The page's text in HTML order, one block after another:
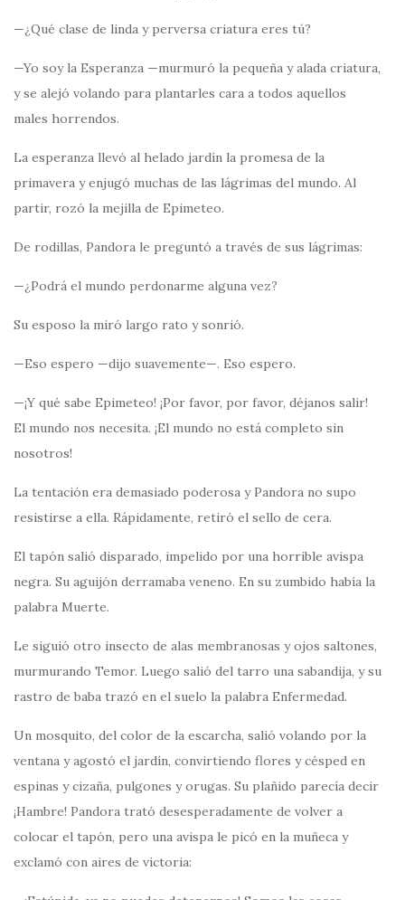
—¿Qué clase de linda y perversa criatura eres tú?
—Yo soy la Esperanza —murmuró la pequeña y alada criatura,
y se alejó volando para plantarles cara a todos aquellos
males horrendos.
La esperanza llevó al helado jardín la promesa de la
primavera y enjugó muchas de las lágrimas del mundo. Al
partir, rozó la mejilla de Epimeteo.
De rodillas, Pandora le preguntó a través de sus lágrimas:
—¿Podrá el mundo perdonarme alguna vez?
Su esposo la miró largo rato y sonrió.
—Eso espero —dijo suavemente—. Eso espero.
—¡Y qué sabe Epimeteo! ¡Por favor, por favor, déjanos salir!
El mundo nos necesita. ¡El mundo no está completo sin
nosotros!
La tentación era demasiado poderosa y Pandora no supo
resistirse a ella. Rápidamente, retiró el sello de cera.
El tapón salió disparado, impelido por una horrible avispa
negra. Su aguijón derramaba veneno. En su zumbido había la
palabra Muerte.
Le siguió otro insecto de alas membranosas y ojos saltones,
murmurando Temor. Luego salió del tarro una sabandija, y su
rastro de baba trazó en el suelo la palabra Enfermedad.
Un mosquito, del color de la escarcha, salió volando por la
ventana y agostó el jardín, convirtiendo flores y césped en
espinas y cizaña, pulgones y orugas. Su plañido parecía decir
¡Hambre! Pandora trató desesperadamente de volver a
colocar el tapón, pero una avispa le picó en la muñeca y
exclamó con aires de victoria: